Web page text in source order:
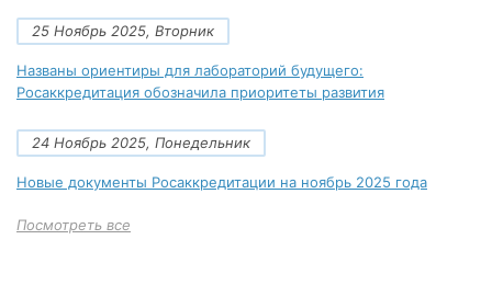
25 Ноябрь 2025, Вторник
Названы ориентиры для лабораторий будущего:
Росаккредитация обозначила приоритеты развития
24 Ноябрь 2025, Понедельник
Новые документы Росаккредитации на ноябрь 2025 года
Посмотреть все